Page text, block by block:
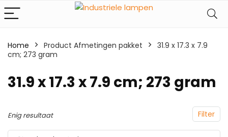
Home Product Afmetingen pakket
‎31.9 x 17.3 x 7.9
cm; 273 gram
‎31.9 x 17.3 x 7.9 cm; 273 gram
Filter
Enig resultaat